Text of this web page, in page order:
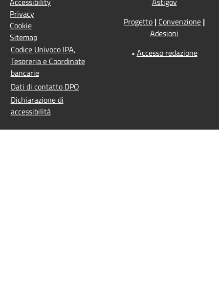
Privacy
Cookie
Sitemap
Codice Univoco IPA,
Tesoreria e Coordinate
bancarie
Dati di contatto DPO
Dichiarazione di
accessibilità
Progetto | Convenzione |
Adesioni
• Accesso redazione